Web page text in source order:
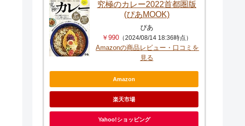
究極のカレー2022首都圏版
(ぴあMOOK)
ぴあ
￥990（2024/08/14 18:36時点）
Amazonの商品レビュー・口コミを
見る
Amazon
楽天市場
Yahoo!ショッピング